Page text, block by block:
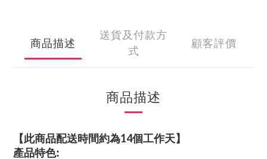
商品描述
送貨及付款方
式
顧客評價
商品描述
【此商品配送時間約為14個工作天】
產品特色: